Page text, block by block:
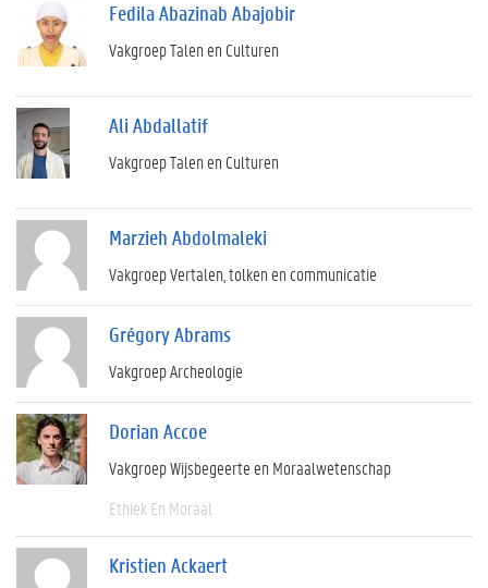
Fedila Abazinab Abajobir
Vakgroep Talen en Culturen
Ali Abdallatif
Vakgroep Talen en Culturen
Marzieh Abdolmaleki
Vakgroep Vertalen, tolken en communicatie
Grégory Abrams
Vakgroep Archeologie
Dorian Accoe
Vakgroep Wijsbegeerte en Moraalwetenschap
Ethiek En Moraal
Kristien Ackaert